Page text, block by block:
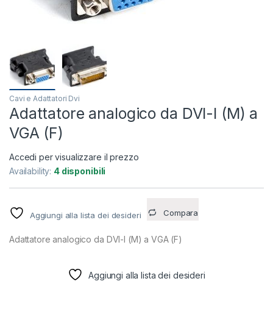
Cavi e Adattatori Dvi
Adattatore analogico da DVI-I (M) a
VGA (F)
Accedi per visualizzare il prezzo
Availability: 4 disponibili
Aggiungi alla lista dei desideri Compara
Adattatore analogico da DVI-I (M) a VGA (F)
Aggiungi alla lista dei desideri